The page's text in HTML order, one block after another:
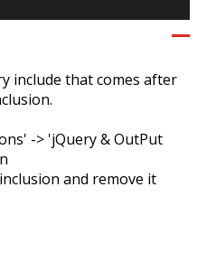
include that comes after
-> 'jQuery & OutPut
and remove it